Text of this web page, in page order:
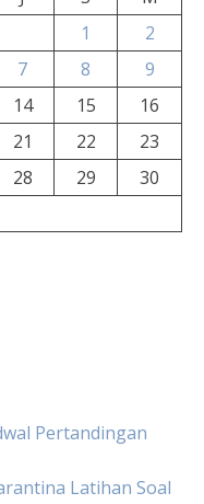
1
2
7 8
9
14 15
16
21 22
23
28 29
30
Pertandingan
Latihan Soal